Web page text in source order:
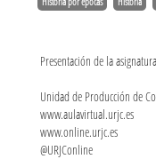
Presentación de la
Unidad de Producción de
www.aulavirtual.urjc.es
www.online.urjc.es
@URJConline